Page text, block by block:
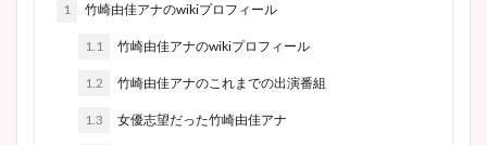
1 竹崎由佳アナのwikiプロフィール
1.1 竹崎由佳アナのwikiプロフィール
1.2 竹崎由佳アナのこれまでの出演番組
1.3 女優志望だった竹崎由佳アナ